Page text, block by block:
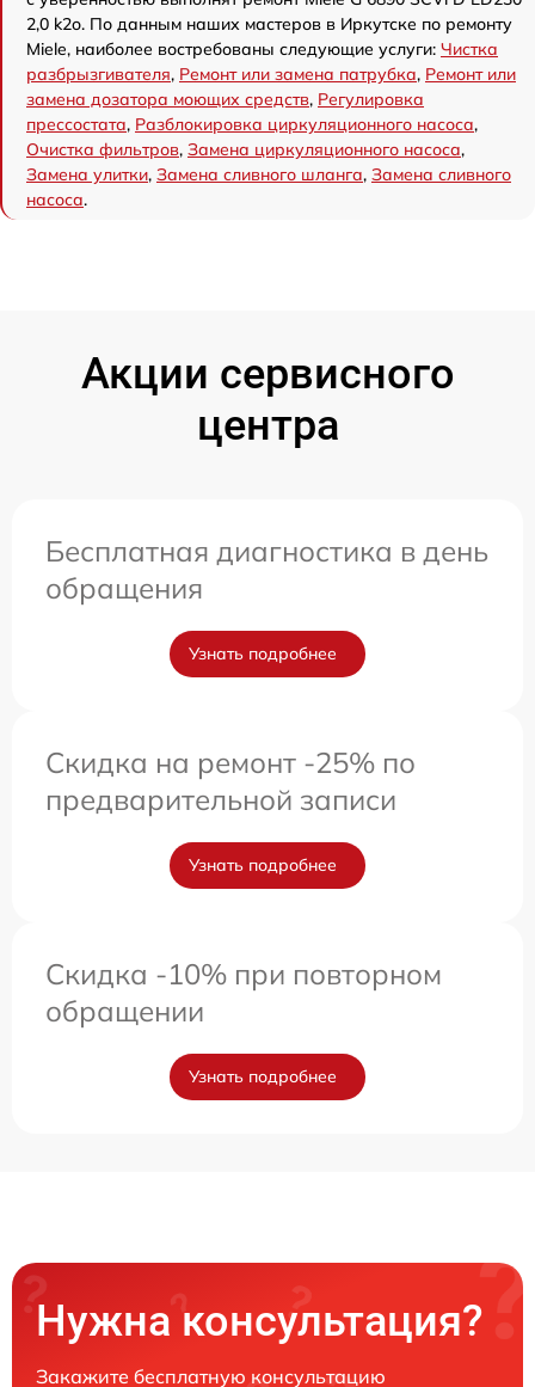
2,0 k2o. По данным наших мастеров в Иркутске по ремонту
Miele, наиболее востребованы следующие услуги: Чистка
разбрызгивателя, Ремонт или замена патрубка, Ремонт или
замена дозатора моющих средств, Регулировка
прессостата, Разблокировка циркуляционного насоса,
Очистка фильтров, Замена циркуляционного насоса,
Замена улитки, Замена сливного шланга, Замена сливного
насоса.
Акции сервисного
центра
Бесплатная диагностика в день
обращения
Узнать подробнее
Скидка на ремонт -25% по
предварительной записи
Узнать подробнее
Скидка -10% при повторном
обращении
Узнать подробнее
Нужна консультация?
Закажите бесплатную консультацию